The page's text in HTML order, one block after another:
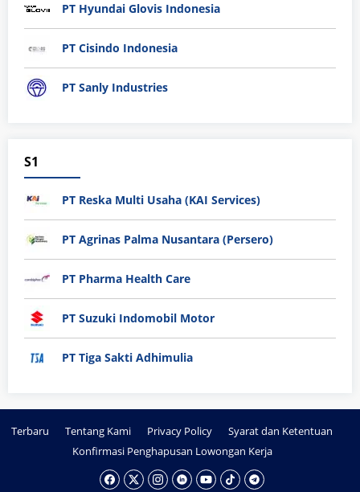
PT Hyundai Glovis Indonesia
PT Cisindo Indonesia
PT Sanly Industries
S1
PT Reska Multi Usaha (KAI Services)
PT Agrinas Palma Nusantara (Persero)
PT Pharma Health Care
PT Suzuki Indomobil Motor
PT Tiga Sakti Adhimulia
Terbaru Tentang Kami Privacy Policy
Syarat dan Ketentuan
Konfirmasi Penghapusan Lowongan Kerja